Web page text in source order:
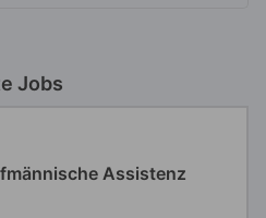
Jobs
Assistenz